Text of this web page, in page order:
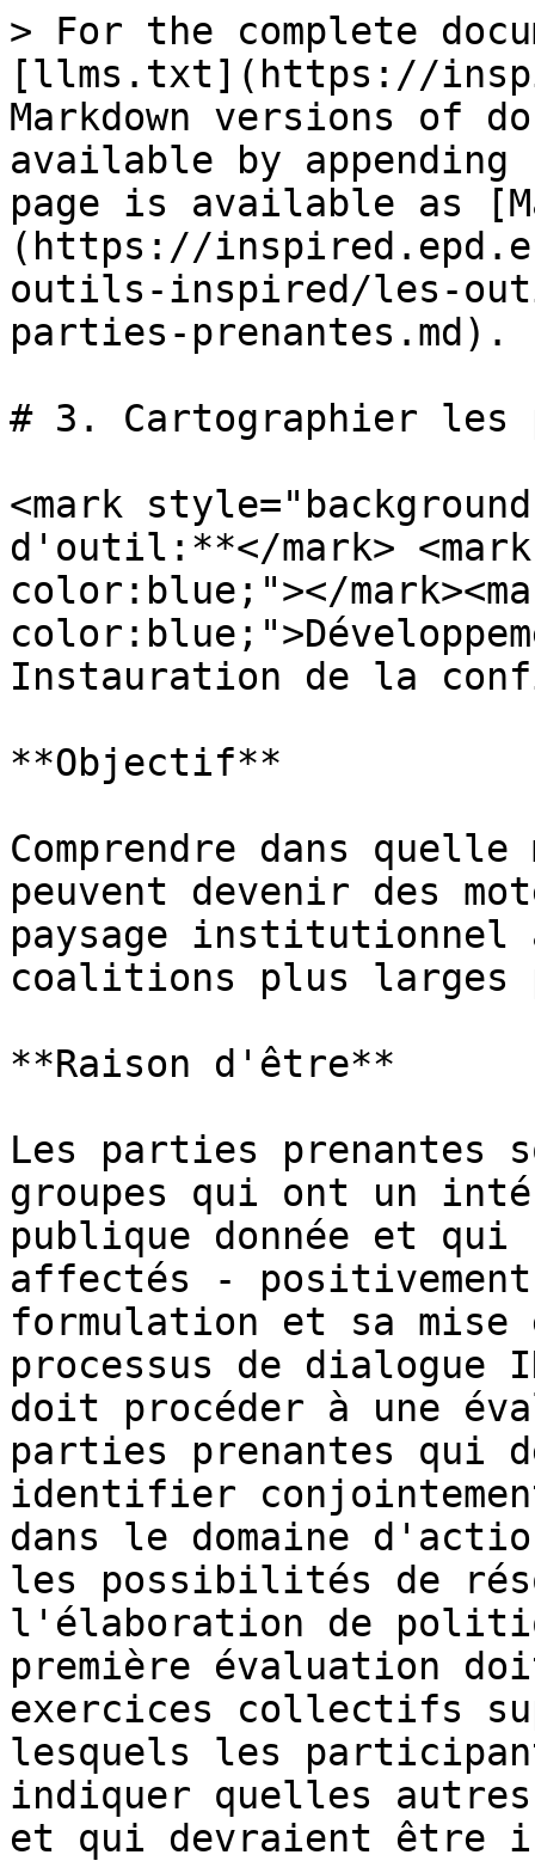
> For the complete
[llms.txt](https://
Markdown versions of
available by
page is available as
(https://
outils-inspired/les-
parties-prenantes.md).
# 3. Cartographier les
<mark
d'outil:**</mark>
color:blue;"></
Instauration de la
**Objectif**
Comprendre dans
peuvent devenir des
paysage
coalitions plus larges
**Raison d'être**
Les parties prenantes
groupes qui ont un
publique donnée et
affectés -
formulation et sa mise
processus de dialogue
doit procéder à une
parties prenantes qui
identifier
dans le domaine
les possibilités de
l'élaboration de
première évaluation
exercices collectifs
lesquels les
indiquer quelles autres
et qui devraient être